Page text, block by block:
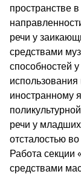
пространстве
речи у
средствами
способностей
иностранному
речи у
отсталостью
Работа секции
средствами